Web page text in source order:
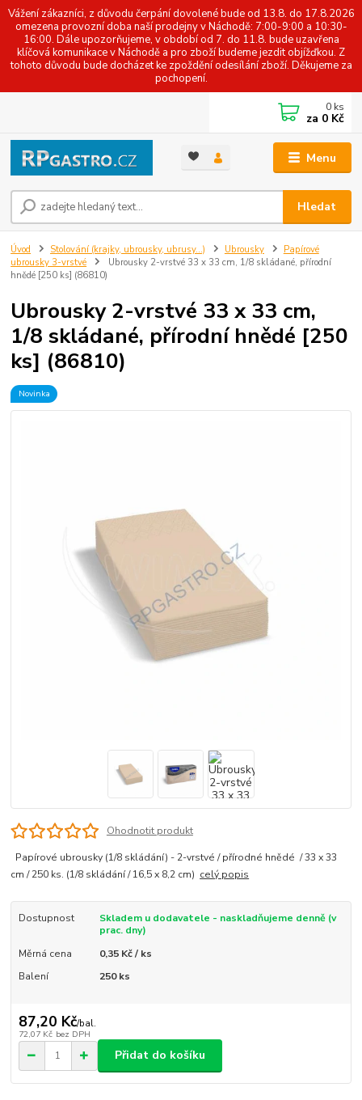
Vážení zákazníci, z důvodu čerpání dovolené bude od 13.8. do 17.8.2026
omezena provozní doba naší prodejny v Náchodě: 7:00-9:00 a 10:30-
16:00. Dále upozorňujeme, v období od 7. do 11.8. bude uzavřena
klíčová komunikace v Náchodě a pro zboží budeme jezdit objížďkou. Z
tohoto důvodu bude docházet ke zpoždění odesílání zboží. Děkujeme za
pochopení.
Menu
Hledat
0 ks
za 0 Kč
Úvod Stolování (krajky, ubrousky, ubrusy...) Ubrousky
Papírové
ubrousky 3-vrstvé
Ubrousky 2-vrstvé 33 x 33 cm, 1/8 skládané, přírodní
hnědé [250 ks] (86810)
Ubrousky 2-vrstvé 33 x 33 cm,
1/8 skládané, přírodní hnědé [250
ks] (86810)
Novinka
Ohodnotit produkt
Papírové ubrousky (1/8 skládání) - 2-vrstvé / přírodné hnědé / 33 x 33
cm / 250 ks. (1/8 skládání / 16,5 x 8,2 cm) celý popis
Dostupnost
Skladem u dodavatele - naskladňujeme denně (v
prac. dny)
Měrná cena
0,35 Kč / ks
Balení
250 ks
87,20 Kč/bal.
72,07 Kč bez DPH
Přidat do košíku